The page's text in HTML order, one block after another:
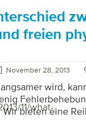
wenig verwirrt
Sie fangen
macht ein
wenn Sie ihn
oder ein
Hardwarefehler.
11/what-
freien
November 28, 2013
wird,
bieten eine